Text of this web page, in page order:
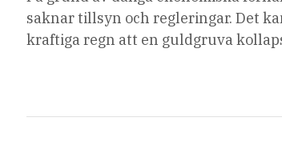
saknar tillsyn och regleringar. Det
kraftiga regn att en guldgruva